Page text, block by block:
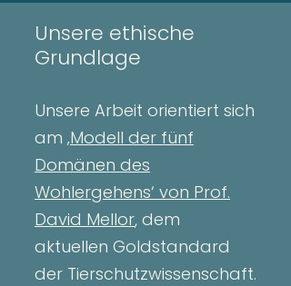
Unsere ethische
Grundlage
Unsere Arbeit orientiert sich
am ‚Modell der fünf
Domänen des
Wohlergehens‘ von Prof.
David Mellor, dem
aktuellen Goldstandard
der Tierschutzwissenschaft.